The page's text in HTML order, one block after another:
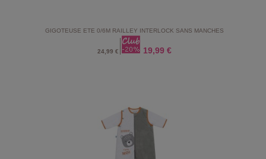
GIGOTEUSE ETE 0/6M RAILLEY INTERLOCK SANS MANCHES
24,99 € 19,99 €